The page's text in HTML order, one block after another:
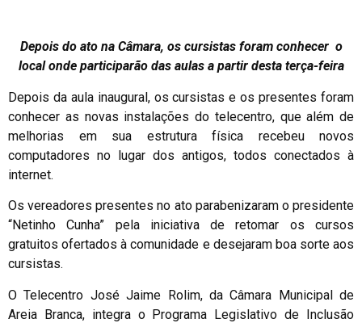
Depois do ato na Câmara, os cursistas foram conhecer o
local onde participarão das aulas a partir desta terça-feira
Depois da aula inaugural, os cursistas e os presentes foram
conhecer as novas instalações do telecentro, que além de
melhorias em sua estrutura física recebeu novos
computadores no lugar dos antigos, todos conectados à
internet.
Os vereadores presentes no ato parabenizaram o presidente
“Netinho Cunha” pela iniciativa de retomar os cursos
gratuitos ofertados à comunidade e desejaram boa sorte aos
cursistas.
O Telecentro José Jaime Rolim, da Câmara Municipal de
Areia Branca, integra o Programa Legislativo de Inclusão